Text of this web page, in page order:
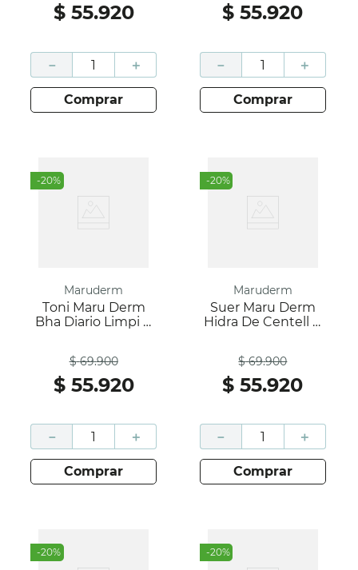
$ 55.920
＋
－
comprar
$ 55.920
＋
－
comprar
-20%
Maruderm
Toni Maru Derm
Bha Diario Limpi X
$ 69.900
$ 55.920
＋
－
comprar
-20%
Maruderm
Suer Maru Derm
Hidra De Centell X
$ 69.900
$ 55.920
＋
－
comprar
-20% -20%